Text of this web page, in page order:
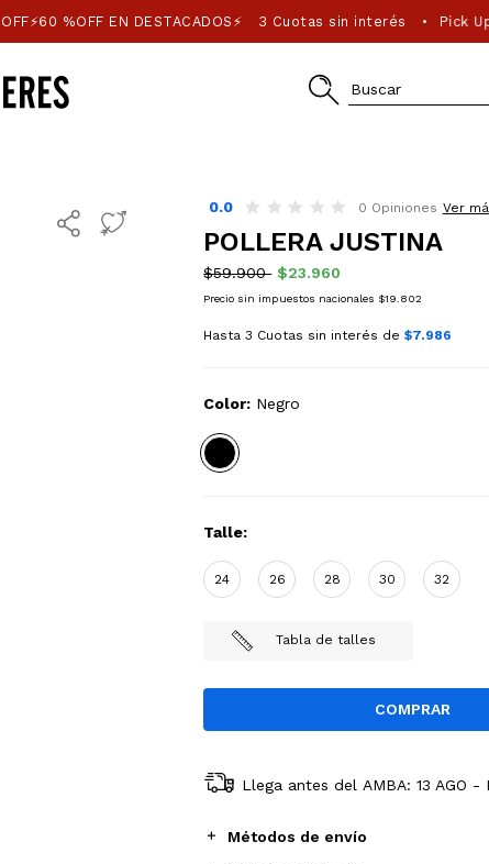
%OFF EN DESTACADOS⚡ 3 Cuotas sin interés Pick
0.0 0 Opiniones Ver
POLLERA JUSTINA
$59.900 $23.960
Precio sin impuestos nacionales $19.802
Hasta 3 Cuotas sin interés de$7.986
Color: Negro
Talle:
24 26 28 30 32
Tabla de talles
Llega antes del AMBA: 13 AGO -
Métodos de envío